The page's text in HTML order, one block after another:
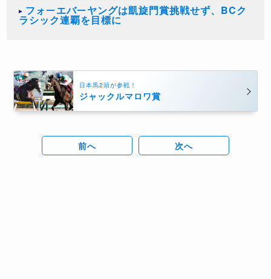
フォーエバーヤングは凱旋門賞挑戦せず、BCク
ラシック連覇を目標に
日本馬2頭が参戦！
ジャックルマロワ賞
前へ 次へ